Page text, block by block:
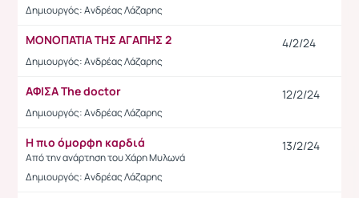
Δημιουργός: Ανδρέας Λάζαρης
ΜΟΝΟΠΑΤΙΑ ΤΗΣ ΑΓΑΠΗΣ 2
Δημιουργός: Ανδρέας Λάζαρης
4/2/24
ΑΦΙΣΑ The doctor
Δημιουργός: Ανδρέας Λάζαρης
12/2/24
Η πιο όμορφη καρδιά
Από την ανάρτηση του Χάρη Μυλωνά
Δημιουργός: Ανδρέας Λάζαρης
13/2/24